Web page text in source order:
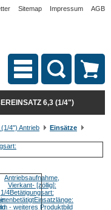
Sitemap Impressum AGB
6,3 (1/4")
4") Antrieb
Einsätze